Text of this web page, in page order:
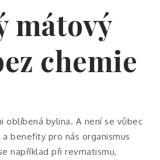
mátový
chemie
oblíbená bylina. A není se vůbec
a benefity pro nás organismus
například při revmatismu,